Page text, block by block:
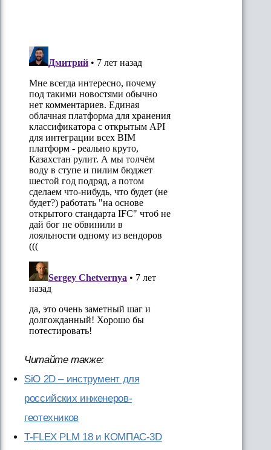
Читайте также:
SiO 2D – инструмент для
российских инженеров-
геотехников
T-FLEX PLM 18 и КОМПАС-3D